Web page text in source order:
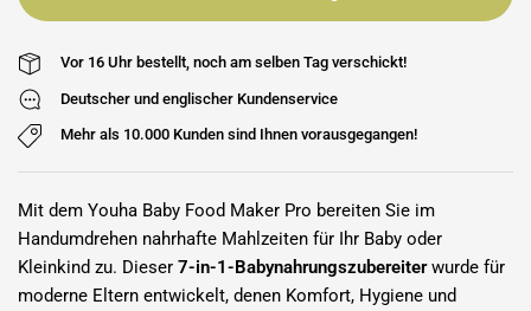
Vor 16 Uhr bestellt, noch am selben Tag verschickt!
Deutscher und englischer Kundenservice
Mehr als 10.000 Kunden sind Ihnen vorausgegangen!
Mit dem Youha Baby Food Maker Pro bereiten Sie im
Handumdrehen nahrhafte Mahlzeiten für Ihr Baby oder
Kleinkind zu. Dieser7-in-1-Babynahrungszubereiterwurde für
moderne Eltern entwickelt, denen Komfort, Hygiene und